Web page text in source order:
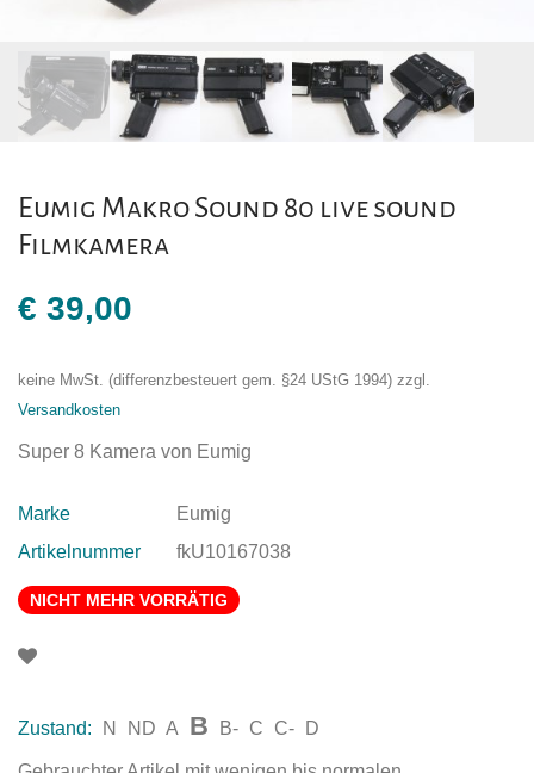
Eumig Makro Sound 80 live sound
Filmkamera
€ 39,00
keine MwSt. (differenzbesteuert gem. §24 UStG 1994) zzgl.
Versandkosten
Super 8 Kamera von Eumig
Marke
Eumig
Artikelnummer
fkU10167038
NICHT MEHR VORRÄTIG
Zustand: N ND A B B- C C- D